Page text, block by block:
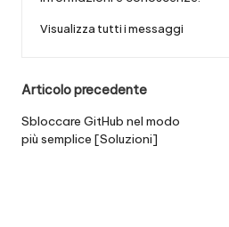
Visualizza tutti i messaggi
Navigazione
posticipata
Articolo precedente
Sbloccare GitHub nel modo
più semplice [Soluzioni]